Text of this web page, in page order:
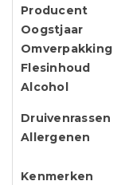
Producent
Oogstjaar
Omverpakking
Flesinhoud
Alcohol
Druivenrassen
Allergenen
Kenmerken